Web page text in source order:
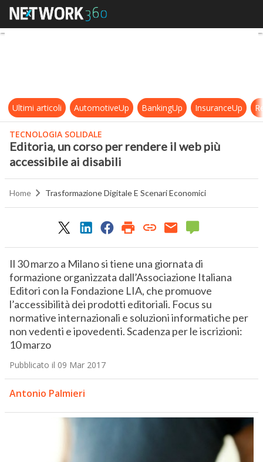
Editoria, un corso per rendere il
Ultimi articoli AutomotiveUp BankingUp InsuranceUp
TECNOLOGIA SOLIDALE
Editoria, un corso per rendere il web più
accessibile ai disabili
Home Trasformazione Digitale E Scenari Economici
Il 30 marzo a Milano si tiene una giornata di
formazione organizzata dall’Associazione Italiana
Editori con la Fondazione LIA, che promuove
l’accessibilità dei prodotti editoriali. Focus su
normative internazionali e soluzioni informatiche per
non vedenti e ipovedenti. Scadenza per le iscrizioni:
10 marzo
Pubblicato il 09 Mar 2017
Antonio Palmieri